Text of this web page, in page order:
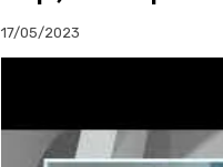
17/05/2023